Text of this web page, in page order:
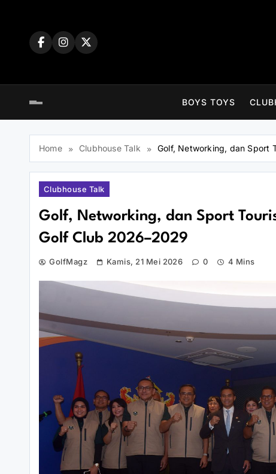
BOYS TOYS
Home Clubhouse Talk Golf, Networking, dan Sport
Clubhouse Talk
Golf, Networking, dan Sport
Golf Club 2026–2029
GolfMagz Kamis, 21 Mei 2026 0 4 Mins